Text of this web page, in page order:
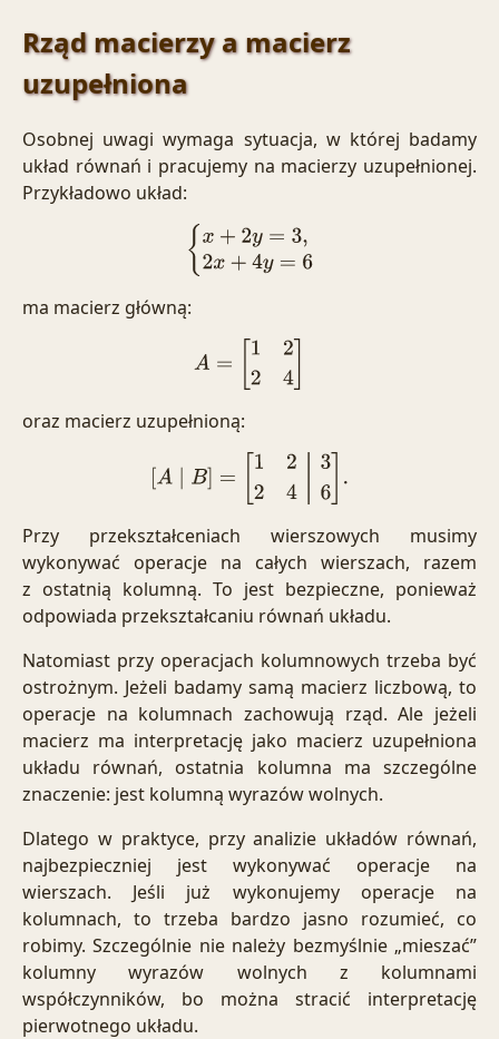
Rząd macierzy a macierz
uzupełniona
Osobnej uwagi wymaga sytuacja, w której badamy
układ równań i pracujemy na macierzy uzupełnionej.
Przykładowo układ:
x +2 y= 3,2x +4 y=
ma macierz główną:
2 ]
oraz macierz uzupełnioną:
A∣B 2 46
Przy przekształceniach wierszowych musimy
wykonywać operacje na całych wierszach, razem
z ostatnią kolumną. To jest bezpieczne, ponieważ
odpowiada przekształcaniu równań układu.
Natomiast przy operacjach kolumnowych trzeba być
ostrożnym. Jeżeli badamy samą macierz liczbową, to
operacje na kolumnach zachowują rząd. Ale jeżeli
macierz ma interpretację jako macierz uzupełniona
układu równań, ostatnia kolumna ma szczególne
znaczenie: jest kolumną wyrazów wolnych.
Dlatego w praktyce, przy analizie układów równań,
najbezpieczniej jest wykonywać operacje na
wierszach. Jeśli już wykonujemy operacje na
kolumnach, to trzeba bardzo jasno rozumieć, co
robimy. Szczególnie nie należy bezmyślnie „mieszać”
kolumny wyrazów wolnych z kolumnami
współczynników, bo można stracić interpretację
pierwotnego układu.